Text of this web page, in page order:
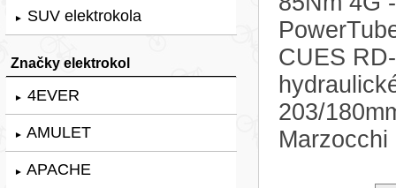
► SUV elektrokola
Značky elektrokol
► 4EVER
► AMULET
► APACHE
CUES
203/